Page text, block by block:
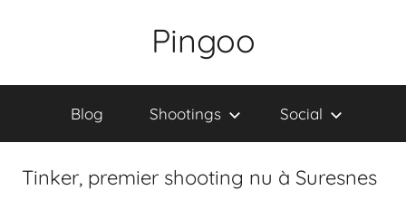
Pingoo
Blog Shootings Social
Tinker, premier shooting nu à Suresnes